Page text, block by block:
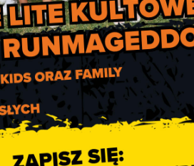
Publicznej w Rząśni gdzie w
zapotrzebowania na